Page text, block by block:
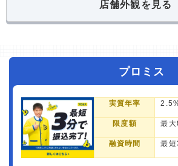
店舗外観を見る
プロミス
実質年率
限度額 最
融資時間 最